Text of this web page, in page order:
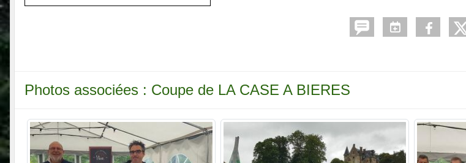
Photos associées : Coupe de LA CASE A BIERES